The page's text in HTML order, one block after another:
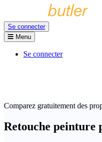
Se connecter
Menu
Se connecter
Comparez gratuitement des
Retouche peinture